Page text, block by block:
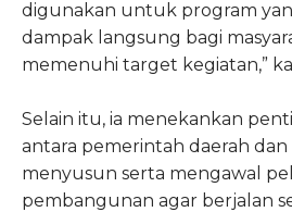
digunakan untuk program
dampak langsung bagi
memenuhi target kegiatan,”
Selain itu, ia menekankan
antara pemerintah daerah dan
menyusun serta mengawal
pembangunan agar berjalan